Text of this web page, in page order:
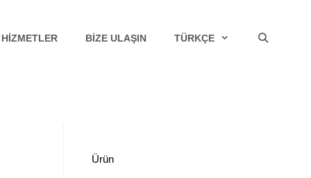
HIZMETLER BIZE ULAŞIN TÜRKÇE
Ürün